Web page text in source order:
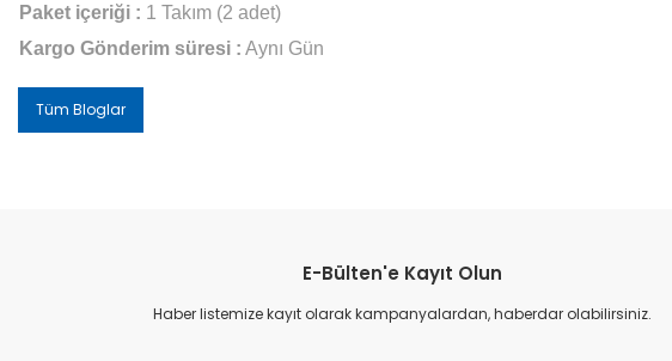
Paket içeriği : 1 Takım (2 adet)
Kargo Gönderim süresi : Aynı Gün
Tüm Bloglar
E-Bülten'e Kayıt Olun
Haber listemize kayıt olarak kampanyalardan, haberdar olabilirsiniz.